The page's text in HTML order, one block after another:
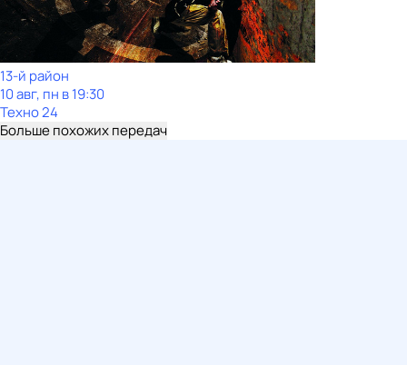
13-й район
10 авг, пн в 19:30
Техно 24
Больше похожих передач